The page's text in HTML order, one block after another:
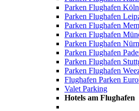
Parken Flughafen
Parken Flughafen
Parken Flughafen
Parken Flughafen
Parken Flughafen
Parken Flughafen
Parken Flughafen
Parken Flughafen
Flughafen Parken
Valet Parking
Hotels am Flughafen